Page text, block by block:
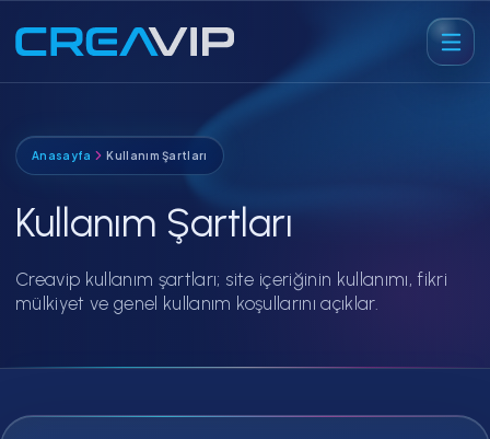
Anasayfa Kullanım Şartları
Kullanım Şartları
Creavip kullanım şartları; site içeriğinin kullanımı, fikri
mülkiyet ve genel kullanım koşullarını açıklar.